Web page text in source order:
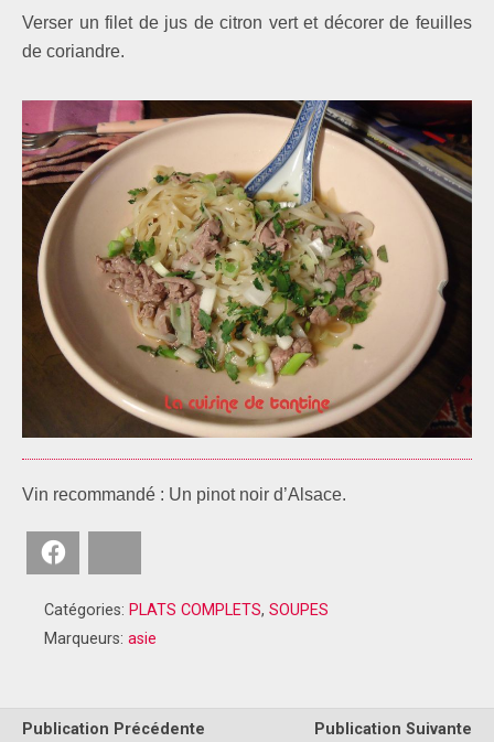
Verser un filet de jus de citron vert et décorer de feuilles
de coriandre.
Vin recommandé : Un pinot noir d’Alsace.
Catégories: PLATS COMPLETS, SOUPES
Marqueurs: asie
Publication Précédente
Publication Suivante